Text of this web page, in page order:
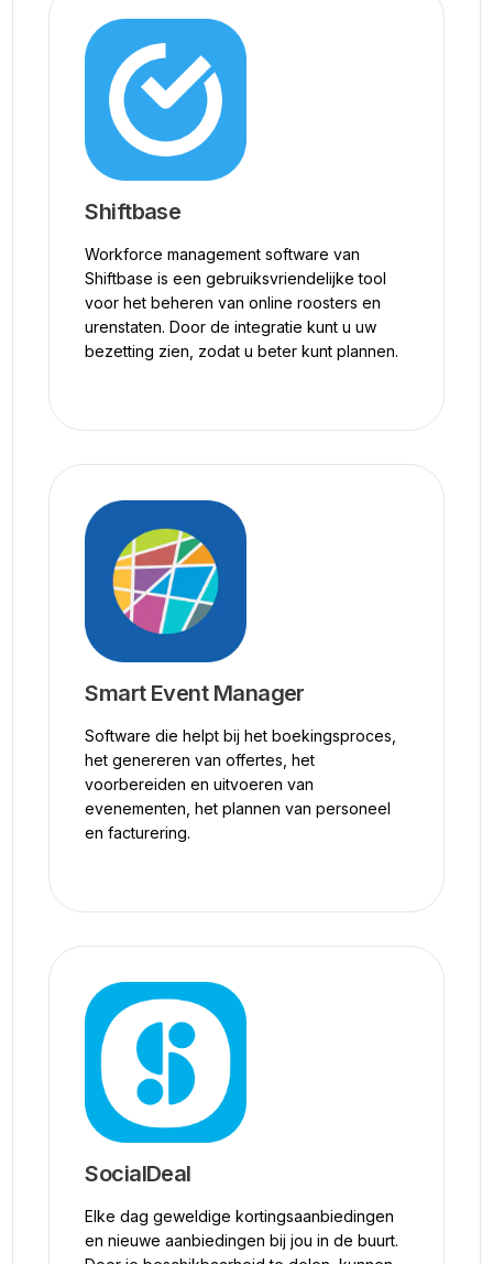
Shiftbase
Workforce management software van
Shiftbase is een gebruiksvriendelijke tool
voor het beheren van online roosters en
urenstaten. Door de integratie kunt u uw
bezetting zien, zodat u beter kunt plannen.
Smart Event Manager
Software die helpt bij het boekingsproces,
het genereren van offertes, het
voorbereiden en uitvoeren van
evenementen, het plannen van personeel
en facturering.
SocialDeal
Elke dag geweldige kortingsaanbiedingen
en nieuwe aanbiedingen bij jou in de buurt.